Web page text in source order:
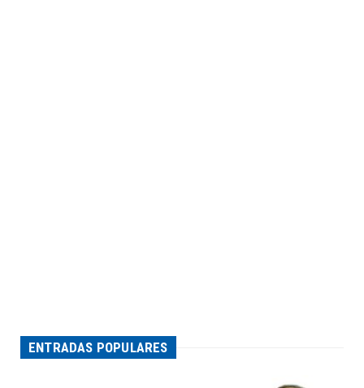
ENTRADAS POPULARES